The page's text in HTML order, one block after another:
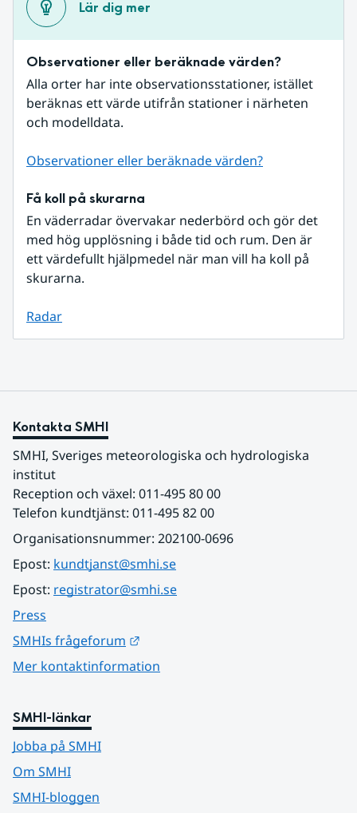
Lär dig mer
Observationer eller beräknade värden?
Alla orter har inte observationsstationer, istället
beräknas ett värde utifrån stationer i närheten
och modelldata.
Observationer eller beräknade värden?
Få koll på skurarna
En väderradar övervakar nederbörd och gör det
med hög upplösning i både tid och rum. Den är
ett värdefullt hjälpmedel när man vill ha koll på
skurarna.
Radar
Kontakta SMHI
SMHI, Sveriges meteorologiska och hydrologiska
institut
Reception och växel: 011-495 80 00
Telefon kundtjänst: 011-495 82 00
Organisationsnummer: 202100-0696
Epost: kundtjanst@smhi.se
Epost: registrator@smhi.se
Press
SMHIs frågeforum
Mer kontaktinformation
SMHI-länkar
Jobba på SMHI
Om SMHI
SMHI-bloggen